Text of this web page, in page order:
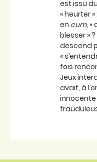
est issu
« heurter
en cum, «
blesser »
descend
«
fois
Jeux
avait, à